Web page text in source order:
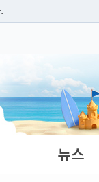
있다면 아래 URL에서
뉴스